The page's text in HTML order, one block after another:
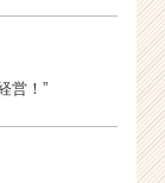
営！”